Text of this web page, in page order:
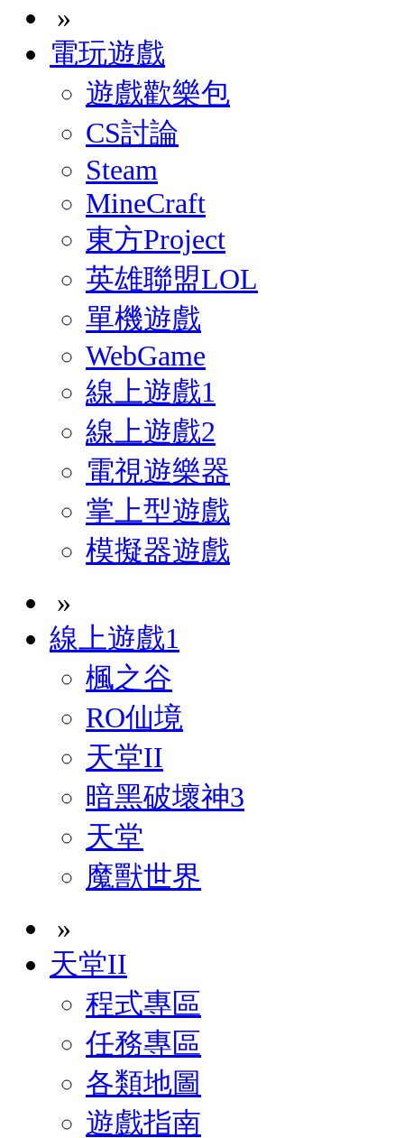
»
電玩遊戲
遊戲歡樂包
CS討論
Steam
MineCraft
東方Project
英雄聯盟LOL
單機遊戲
WebGame
線上遊戲1
線上遊戲2
電視遊樂器
掌上型遊戲
模擬器遊戲
»
線上遊戲1
楓之谷
RO仙境
天堂II
暗黑破壞神3
天堂
魔獸世界
»
天堂II
程式專區
任務專區
各類地圖
遊戲指南